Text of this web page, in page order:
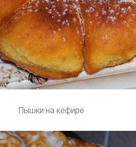
Пышки на кефире